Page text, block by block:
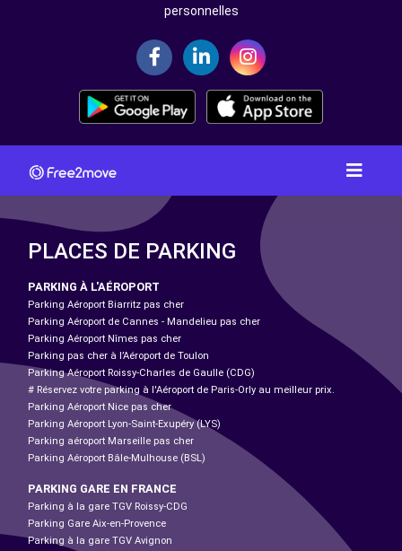
personnelles
PLACES DE PARKING
PARKING À L'AÉROPORT
Parking Aéroport Biarritz pas cher
Parking Aéroport de Cannes - Mandelieu pas cher
Parking Aéroport Nîmes pas cher
Parking pas cher à l’Aéroport de Toulon
Parking Aéroport Roissy-Charles de Gaulle (CDG)
# Réservez votre parking à l'Aéroport de Paris-Orly au meilleur prix.
Parking Aéroport Nice pas cher
Parking Aéroport Lyon-Saint-Exupéry (LYS)
Parking aéroport Marseille pas cher
Parking Aéroport Bâle-Mulhouse (BSL)
PARKING GARE EN FRANCE
Parking à la gare TGV Roissy-CDG
Parking Gare Aix-en-Provence
Parking à la gare TGV Avignon